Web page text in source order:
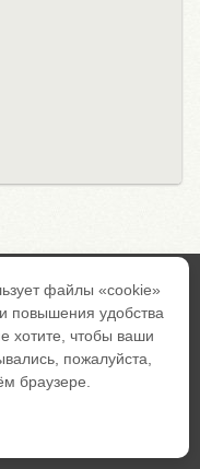
RSS
Архив
файлы «cookie»
повышения удобства
хотите, чтобы ваши
пожалуйста,
браузере.